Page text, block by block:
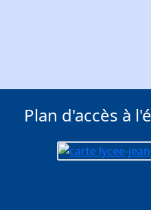
Plan d'accès à